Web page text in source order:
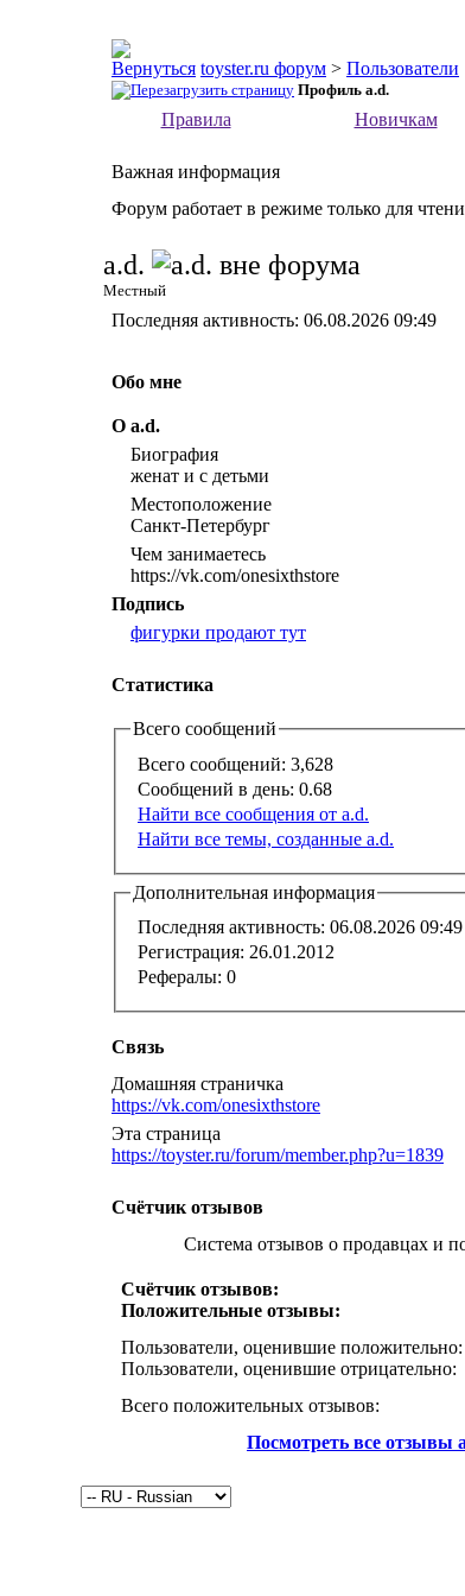
toyster.ru форум > Пользователи
Профиль a.d.
Правила
Новичкам
Важная информация
Форум работает в режиме только для
a.d.
Местный
Последняя активность: 06.08.2026 09:49
Обо мне
О a.d.
Биография
женат и с детьми
Местоположение
Санкт-Петербург
Чем занимаетесь
https://vk.com/onesixthstore
Подпись
фигурки продают тут
Статистика
Всего сообщений
Всего сообщений: 3,628
Сообщений в день: 0.68
Найти все сообщения от a.d.
Найти все темы, созданные a.d.
Дополнительная информация
Последняя активность: 06.08.2026 09:49
Регистрация: 26.01.2012
Рефералы: 0
Связь
Домашняя страничка
https://vk.com/onesixthstore
Эта страница
https://toyster.ru/forum/member.php?u=1839
Счётчик отзывов
Система отзывов о продавцах и
Счётчик отзывов:
Положительные отзывы:
Пользователи, оценившие положительно:
Пользователи, оценившие отрицательно:
Всего положительных отзывов:
Посмотреть все отзывы